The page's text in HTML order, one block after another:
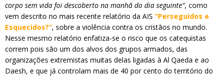
corpo sem vida foi descoberto na manhã do dia seguinte”, como
vem descrito no mais recente relatório da AIS “Perseguidos e
Esquecidos?”, sobre a violência contra os cristãos no mundo.
Nesse mesmo relatório enfatiza-se o risco que os catequistas
correm pois são um dos alvos dos grupos armados, das
organizações extremistas muitas delas ligadas à Al Qaeda e ao
Daesh, e que já controlam mais de 40 por cento do território do